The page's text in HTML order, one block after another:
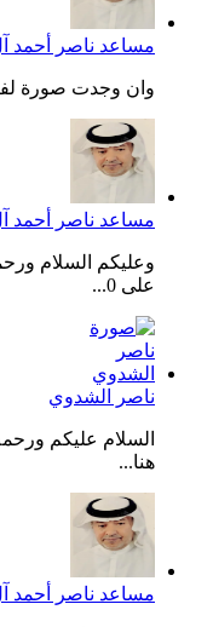
مساعد ناصر أحمد
وان وجدت صورة
مساعد ناصر أحمد
وعليكم السلام
على 0...
ناصر الشدوي
السلام عليكم
هنا...
مساعد ناصر أحمد